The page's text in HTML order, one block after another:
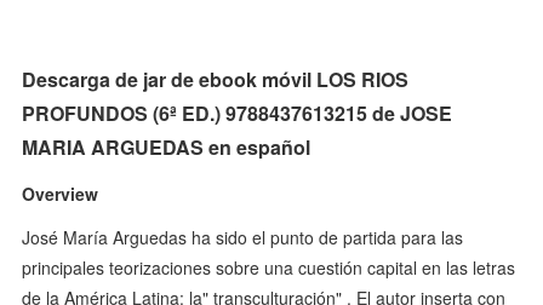
Descarga de jar de ebook móvil LOS RIOS
PROFUNDOS (6ª ED.) 9788437613215 de JOSE
MARIA ARGUEDAS en español
Overview
José María Arguedas ha sido el punto de partida para las
principales teorizaciones sobre una cuestión capital en las letras
de la América Latina: la" transculturación" . El autor inserta con